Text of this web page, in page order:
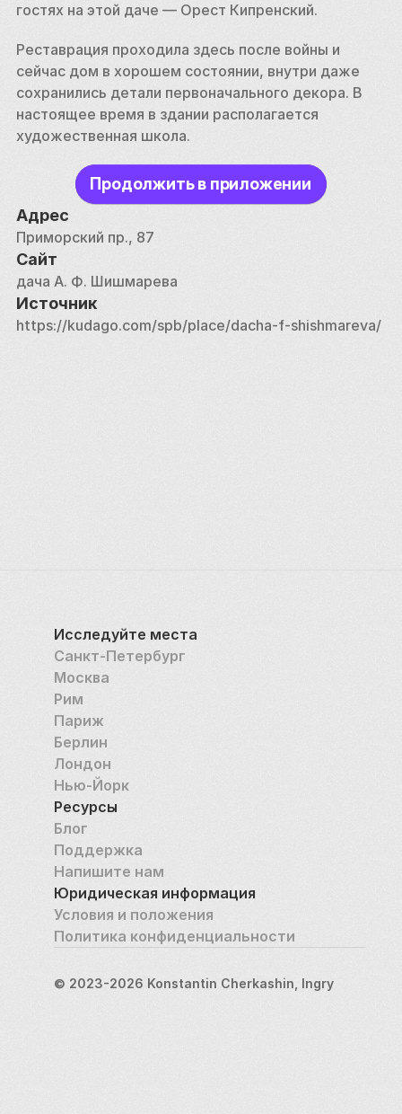
гостях на этой даче — Орест Кипренский.
Реставрация проходила здесь после войны и
сейчас дом в хорошем состоянии, внутри даже
сохранились детали первоначального декора. В
настоящее время в здании располагается
художественная школа.
Продолжить в приложении
Адрес
Приморский пр., 87
Сайт
дача А. Ф. Шишмарева
Источник
https://kudago.com/spb/place/dacha-f-shishmareva/
Исследуйте места
Санкт-Петербург
Москва
Рим
Париж
Берлин
Лондон
Нью-Йорк
Ресурсы
Блог
Поддержка
Напишите нам
Юридическая информация
Условия и положения
Политика конфиденциальности
© 2023-2026 Konstantin Cherkashin, Ingry